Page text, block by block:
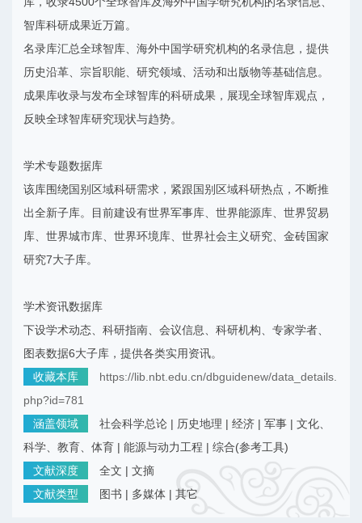
智库科研成果近万篇。
名录库汇总全球智库、海外中国学研究机构的名录信息，提供
历史沿革、宗旨职能、研究领域、活动和出版物等基础信息。
成果库收录与发布全球智库的科研成果，展现全球智库观点，
反映全球智库研究现状与趋势。
学术专题数据库
该库围绕国别区域科研需求，紧跟国别区域科研热点，不断推
出全新子库。目前建设有世界军事库、世界能源库、世界贸易
库、世界城市库、世界环境库、世界社会主义研究、金砖国家
研究7大子库。
学术资讯数据库
下设学术动态、科研指南、会议信息、科研机构、专家学者、
图表数据6大子库，提供各类实用资讯。
收藏本库
https://lib.nbt.edu.cn/dbguidenew/data_details.
php?id=781
涵盖领域
社会科学总论 | 历史地理 | 经济 | 军事 | 文化、
科学、教育、体育 | 能源与动力工程 | 综合(参考工具)
文献深度
全文 | 文摘
文献类型
图书 | 多媒体 | 其它